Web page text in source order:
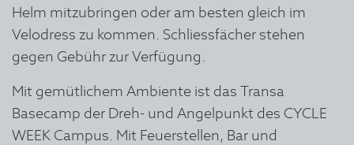
Helm mitzubringen oder am besten gleich im
Velodress zu kommen. Schliessfächer stehen
gegen Gebühr zur Verfügung.
Mit gemütlichem Ambiente ist das Transa
Basecamp der Dreh- und Angelpunkt des CYCLE
WEEK Campus. Mit Feuerstellen, Bar und